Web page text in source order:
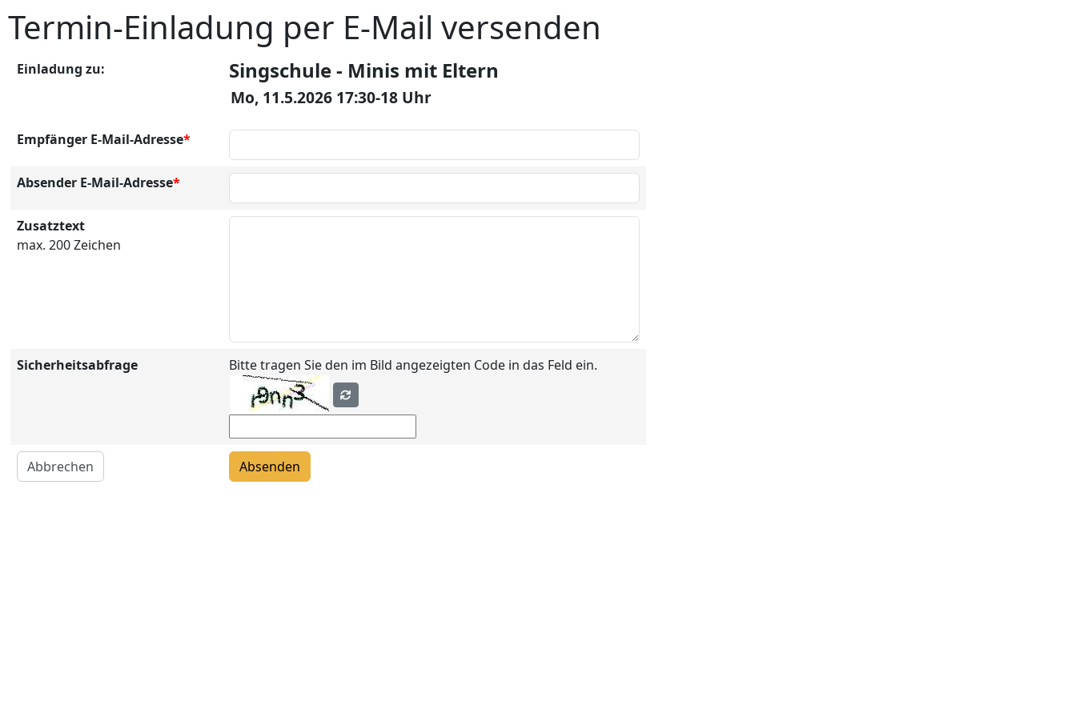
Termin-Einladung per E-Mail versenden
Einladung zu: Singschule - Minis mit Eltern
Mo, 11.5.2026 17:30-18 Uhr
Empfänger E-Mail-Adresse*
Absender E-Mail-Adresse*
Zusatztext
max. 200 Zeichen
Sicherheitsabfrage Bitte tragen Sie den im Bild angezeigten Code in das Feld ein.
Abbrechen Absenden